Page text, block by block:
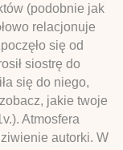
(podobnie jak
relacjonuje
się od
siostrę do
się do niego,
jakie twoje
Atmosfera
autorki. W